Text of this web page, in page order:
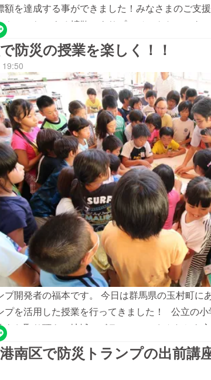
額を達成する事ができました！みなさまのご支
やいいねによる拡散によりプロジェクトのスタ
としてこの場をお借りして深く御礼を申し上げ
限がまだ少しございますので、引き続き支援者
の制作に魂込めてあたりたいと思います。 今後
する資金、そして、官公庁や教育施設など「防
関などにお届けする資金とさせて頂き、世界一
きます。 本当にご支援ありがとうございます
す。 宜しくお願いいたします。
防災の授業を楽しく！！
プ開発者の福本です。 今日は群馬県の玉村町に
プを活用した授業を行ってきました！ 公立の
をお取り頂き、地域のボランティアさんたちを
て地域防災について考え話し合う場づくりを行
まくるオープンエンドな授業を行い、後半はプ
って頂きました。 また、子どもたちからも、 家
南区で防災トランプの出前講